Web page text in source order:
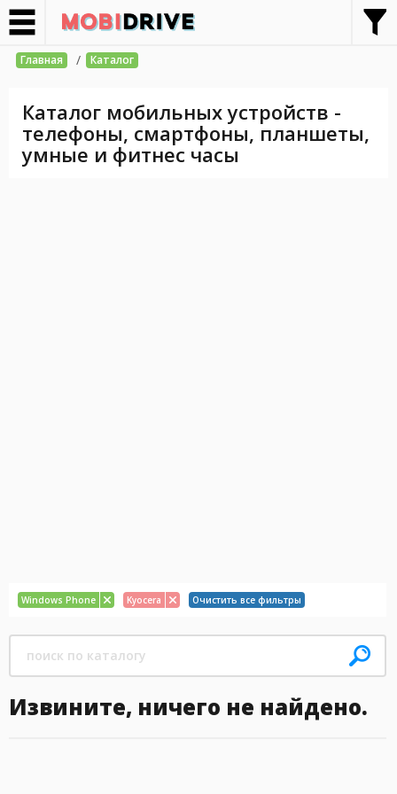
Главная / Каталог
Каталог мобильных устройств -
телефоны, смартфоны, планшеты,
умные и фитнес часы
Windows Phone Kyocera Очистить все фильтры
Извините, ничего не найдено.